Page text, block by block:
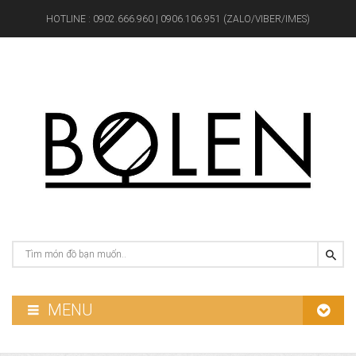
HOTLINE : 0902.666.960 | 0906.106.951 (ZALO/VIBER/IMES)
MENU